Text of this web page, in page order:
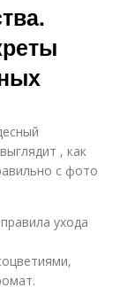
, как
с фото
ухода